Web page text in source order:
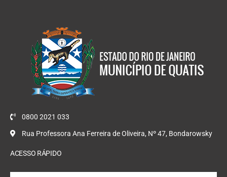
0800 2021 033
Rua Professora Ana Ferreira de Oliveira, Nº 47, Bondarowsky
ACESSO RÁPIDO